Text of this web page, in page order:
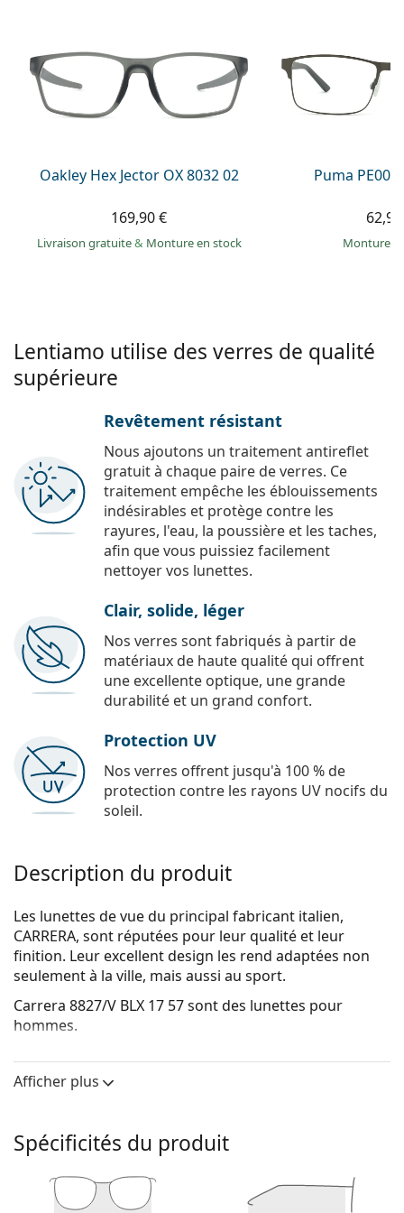
Prada
Toutes les marques
Oakley Hex Jector OX 8032 02
169,90 €
Livraison gratuite& Monture en stock
Puma
Monture
Lentiamo utilise des verres de qualité
supérieure
Revêtement résistant
Nous ajoutons un traitement antireflet
gratuit à chaque paire de verres. Ce
traitement empêche les éblouissements
indésirables et protège contre les
rayures, l'eau, la poussière et les taches,
afin que vous puissiez facilement
nettoyer vos lunettes.
Clair, solide, léger
Nos verres sont fabriqués à partir de
matériaux de haute qualité qui offrent
une excellente optique, une grande
durabilité et un grand confort.
Protection UV
Nos verres offrent jusqu'à 100 % de
protection contre les rayons UV nocifs du
soleil.
Description du produit
Les lunettes de vue du principal fabricant italien,
CARRERA, sont réputées pour leur qualité et leur
finition. Leur excellent design les rend adaptées non
seulement à la ville, mais aussi au sport.
Carrera 8827/V BLX 17 57sont des lunettes pour
hommes.
La couleur noire de la monture s'accorde
Les montures rectangulaires sont un choix idéal
ou ronde.
La monture des lunettes de vue est en métal, qui
Afficher plus
Spécificités du produit